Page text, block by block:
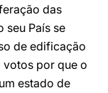
das
seu País se
de edificação
por que o
estado de